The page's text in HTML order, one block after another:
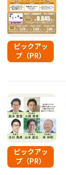
ピックアッ
プ（PR）
ピックアッ
プ（PR）